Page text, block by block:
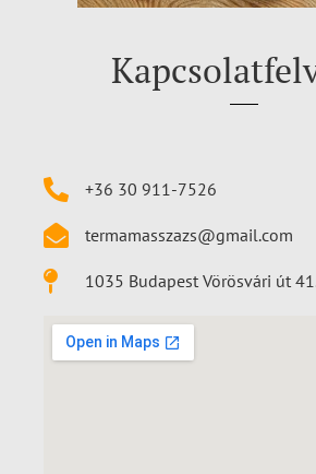
+36 30 911-7526
termamasszazs@gmail.com
1035 Budapest Vörösvári út